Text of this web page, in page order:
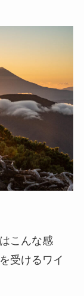
こんな感
受けるワイ